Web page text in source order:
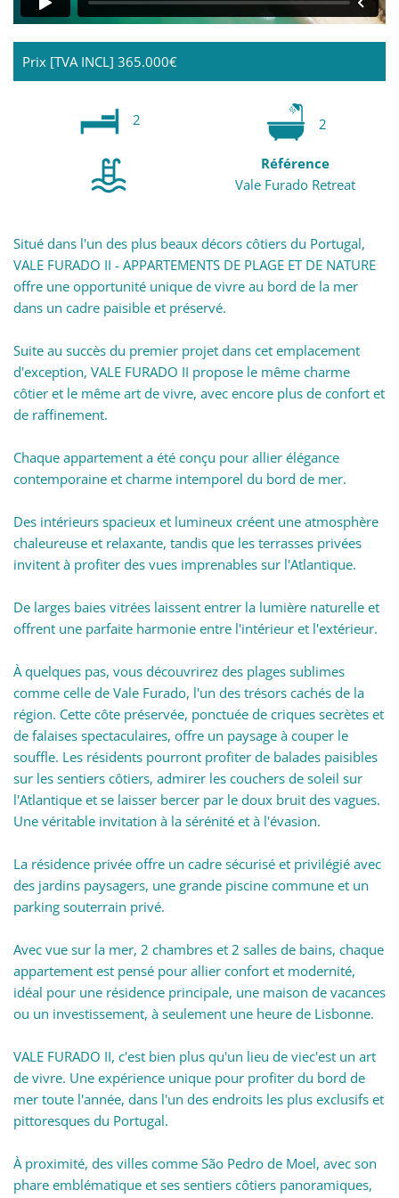
Prix [TVA INCL] 365.000€
2 2
Référence
Vale Furado Retreat
Situé dans l'un des plus beaux décors côtiers du Portugal,
VALE FURADO II - APPARTEMENTS DE PLAGE ET DE NATURE
offre une opportunité unique de vivre au bord de la mer
dans un cadre paisible et préservé.
Suite au succès du premier projet dans cet emplacement
d'exception, VALE FURADO II propose le même charme
côtier et le même art de vivre, avec encore plus de confort et
de raffinement.
Chaque appartement a été conçu pour allier élégance
contemporaine et charme intemporel du bord de mer.
Des intérieurs spacieux et lumineux créent une atmosphère
chaleureuse et relaxante, tandis que les terrasses privées
invitent à profiter des vues imprenables sur l'Atlantique.
De larges baies vitrées laissent entrer la lumière naturelle et
offrent une parfaite harmonie entre l'intérieur et l'extérieur.
À quelques pas, vous découvrirez des plages sublimes
comme celle de Vale Furado, l'un des trésors cachés de la
région. Cette côte préservée, ponctuée de criques secrètes et
de falaises spectaculaires, offre un paysage à couper le
souffle. Les résidents pourront profiter de balades paisibles
sur les sentiers côtiers, admirer les couchers de soleil sur
l'Atlantique et se laisser bercer par le doux bruit des vagues.
Une véritable invitation à la sérénité et à l'évasion.
La résidence privée offre un cadre sécurisé et privilégié avec
des jardins paysagers, une grande piscine commune et un
parking souterrain privé.
Avec vue sur la mer, 2 chambres et 2 salles de bains, chaque
appartement est pensé pour allier confort et modernité,
idéal pour une résidence principale, une maison de vacances
ou un investissement, à seulement une heure de Lisbonne.
VALE FURADO II, c'est bien plus qu'un lieu de viec'est un art
de vivre. Une expérience unique pour profiter du bord de
mer toute l'année, dans l'un des endroits les plus exclusifs et
pittoresques du Portugal.
À proximité, des villes comme São Pedro de Moel, avec son
phare emblématique et ses sentiers côtiers panoramiques,